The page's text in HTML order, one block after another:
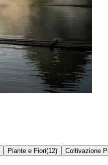
Piante e Fiori(12) Coltivazione